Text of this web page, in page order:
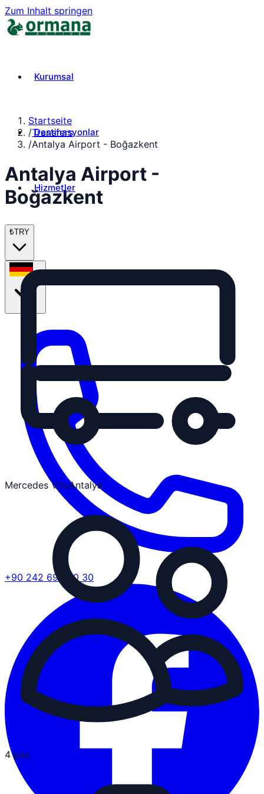
Zum Inhalt springen
Kurumsal
Destinasyonlar
Hizmetler
₺TRY
de
+90 242 692 30 30
Startseite
/Transfers
/Antalya Airport - Boğazkent
Antalya Airport -
Boğazkent
Mercedes VitoAntalya
4 pax